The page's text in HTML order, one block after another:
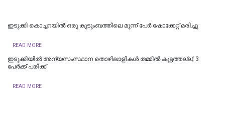
ഇടുക്കി കൊച്ചറയിൽ ഒരു കുടുംബത്തിലെ മൂന്ന് പേർ ഷോക്കേറ്റ് മരിച്ചു
READ MORE
ഇടുക്കിയിൽ അന്യസംസ്ഥാന തൊഴിലാളികൾ തമ്മിൽ കൂട്ടത്തല്ല്; 3
പേർക്ക് പരിക്ക്
READ MORE